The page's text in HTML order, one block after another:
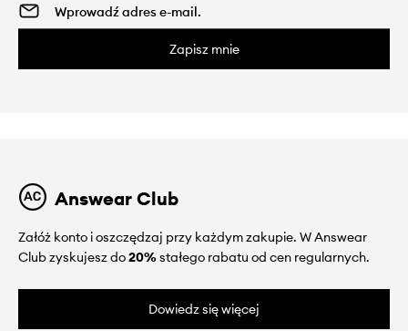
Zapisz mnie
Answear Club
Załóż konto i oszczędzaj przy każdym zakupie. W Answear
Club zyskujesz do20%stałego rabatu od cen regularnych.
Dowiedz się więcej